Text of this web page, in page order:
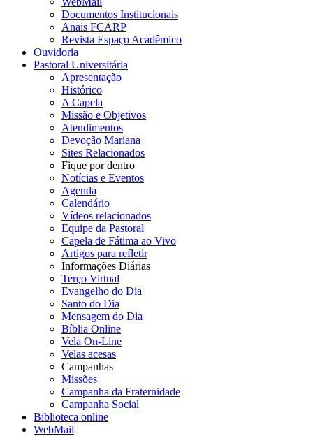
Documentos Institucionais
Anais FCARP
Revista Espaço Acadêmico
Ouvidoria
Pastoral Universitária
Apresentação
Histórico
A Capela
Missão e Objetivos
Atendimentos
Devoção Mariana
Sites Relacionados
Fique por dentro
Notícias e Eventos
Agenda
Calendário
Vídeos relacionados
Equipe da Pastoral
Capela de Fátima ao Vivo
Artigos para refletir
Informações Diárias
Terço Virtual
Evangelho do Dia
Santo do Dia
Mensagem do Dia
Bíblia Online
Vela On-Line
Velas acesas
Campanhas
Missões
Campanha da Fraternidade
Campanha Social
Biblioteca online
WebMail